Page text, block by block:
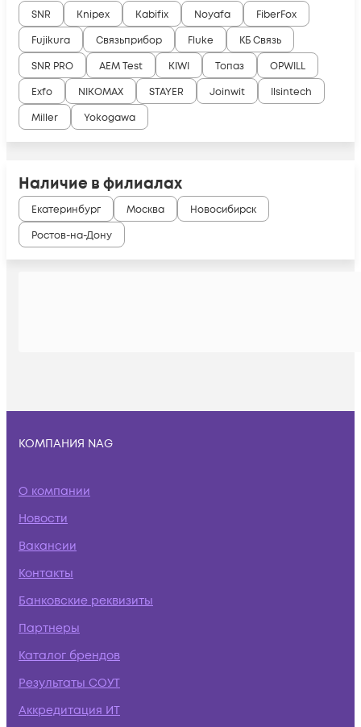
SNR Knipex Kabifix Noyafa
FiberFox
Fujikura
Связьприбор Fluke
КБ Связь
SNR PRO
AEM Test KIWI Топаз
OPWILL
Exfo
NIKOMAX STAYER Joinwit
Ilsintech
Miller
Yokogawa
Наличие в филиалах
Екатеринбург Москва
Новосибирск
Ростов-на-Дону
КОМПАНИЯ NAG
О компании
Новости
Вакансии
Контакты
Банковские реквизиты
Партнеры
Каталог брендов
Результаты СОУТ
Аккредитация ИТ